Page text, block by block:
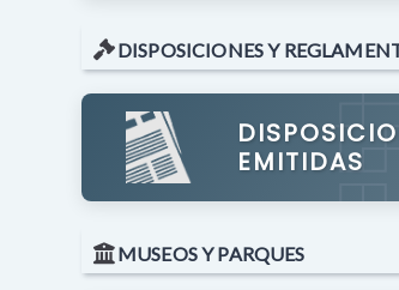
DISPOSICIONES Y
EMITIDAS
MUSEOS Y PARQUES